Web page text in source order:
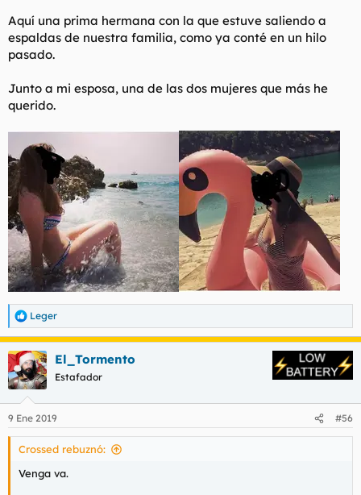
Este es un hermoso y bello hilo sobre “Primas Putas”
Aquí una prima hermana con la que estuve saliendo a
espaldas de nuestra familia, como ya conté en un hilo
pasado.
Junto a mi esposa, una de las dos mujeres que más he
querido.
R
e
a
c
c
i
e
s
Leger
El_Tormento
Estafador
9 Ene 2019 #56
Crossed rebuznó:
Venga va.